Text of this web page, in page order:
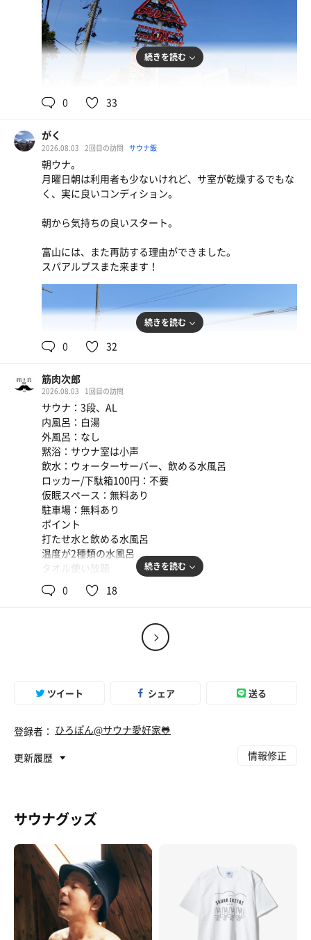
アルプス御膳
アルプスの天然水
だからまた行きたい！
とても良いサウナ、水風呂でした♡
豚骨醤油ラーメン
続きを読む
0 33
がく
2026.08.03 2回目の訪問 サウナ飯
朝ウナ。
月曜日朝は利用者も少ないけれど、サ室が乾燥するでもな
く、実に良いコンディション。
朝から気持ちの良いスタート。
富山には、また再訪する理由ができました。
スパアルプスまた来ます！
寿司屋はどこも混みすぎなので、今日もラーメンでサ
続きを読む
0 32
筋肉次郎
2026.08.03 1回目の訪問
サウナ：3段、AL
内風呂：白湯
外風呂：なし
黙浴：サウナ室は小声
飲水：ウォーターサーバー、飲める水風呂
ロッカー/下駄箱100円：不要
仮眠スペース：無料あり
駐車場：無料あり
ポイント
打たせ水と飲める水風呂
温度が2種類の水風呂
タオル使い放題
浴室出てすぐにある館内着
自動で湿度温度管理のALサウナ
続きを読む
0 18
ツイート シェア 送る
登録者： ひろぽん@サウナ愛好家🐸
更新履歴
情報修正
サウナグッズ